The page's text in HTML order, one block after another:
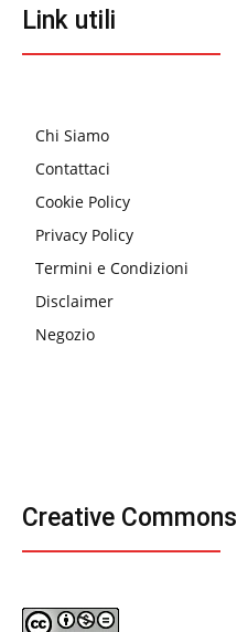
Link utili
Chi Siamo
Contattaci
Cookie Policy
Privacy Policy
Termini e Condizioni
Disclaimer
Negozio
Creative Commons